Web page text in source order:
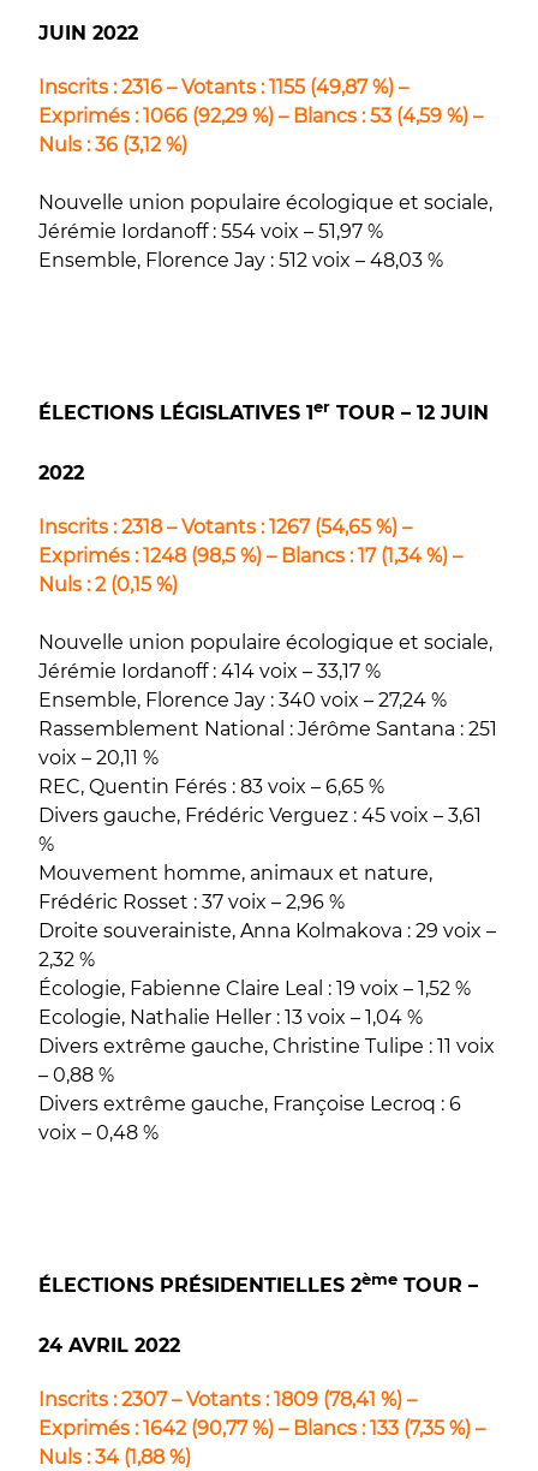
JUIN 2022
Inscrits : 2316 – Votants : 1155 (49,87 %) –
Exprimés : 1066 (92,29 %) – Blancs : 53 (4,59 %) –
Nuls : 36 (3,12 %)
Nouvelle union populaire écologique et sociale,
Jérémie Iordanoff : 554 voix – 51,97 %
Ensemble, Florence Jay : 512 voix – 48,03 %
ÉLECTIONS LÉGISLATIVES 1er TOUR – 12 JUIN
2022
Inscrits : 2318 – Votants : 1267 (54,65 %) –
Exprimés : 1248 (98,5 %) – Blancs : 17 (1,34 %) –
Nuls : 2 (0,15 %)
Nouvelle union populaire écologique et sociale,
Jérémie Iordanoff : 414 voix – 33,17 %
Ensemble, Florence Jay : 340 voix – 27,24 %
Rassemblement National : Jérôme Santana : 251
voix – 20,11 %
REC, Quentin Férés : 83 voix – 6,65 %
Divers gauche, Frédéric Verguez : 45 voix – 3,61
%
Mouvement homme, animaux et nature,
Frédéric Rosset : 37 voix – 2,96 %
Droite souverainiste, Anna Kolmakova : 29 voix –
2,32 %
Écologie, Fabienne Claire Leal : 19 voix – 1,52 %
Ecologie, Nathalie Heller : 13 voix – 1,04 %
Divers extrême gauche, Christine Tulipe : 11 voix
– 0,88 %
Divers extrême gauche, Françoise Lecroq : 6
voix – 0,48 %
ÉLECTIONS PRÉSIDENTIELLES 2ème TOUR –
24 AVRIL 2022
Inscrits : 2307 – Votants : 1809 (78,41 %) –
Exprimés : 1642 (90,77 %) – Blancs : 133 (7,35 %) –
Nuls : 34 (1,88 %)